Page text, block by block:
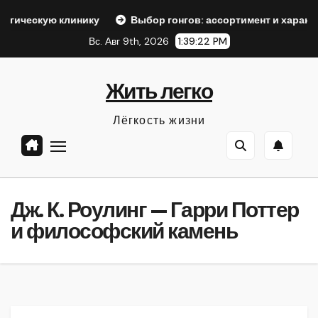
Выбор гонгов: ассортимент и характеристики
Вс. Авг 9th, 2026
1:39:23 PM
Жить легко
Лёгкость жизни
Дж. К. Роулинг — Гарри Поттер
и философский камень